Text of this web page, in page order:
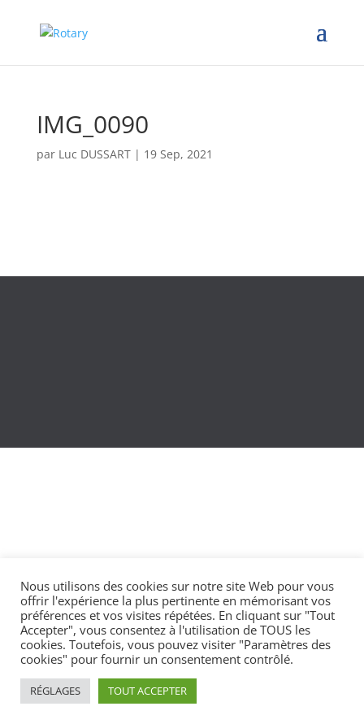
IMG_0090
par Luc DUSSART| 19 Sep, 2021
Nous utilisons des cookies sur notre site Web pour vous
offrir l'expérience la plus pertinente en mémorisant vos
préférences et vos visites répétées. En cliquant sur "Tout
Accepter", vous consentez à l'utilisation de TOUS les
cookies. Toutefois, vous pouvez visiter "Paramètres des
cookies" pour fournir un consentement contrôlé.
RÉGLAGES TOUT ACCEPTER